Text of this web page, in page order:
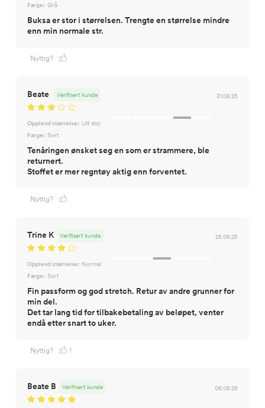
Farge: Grå
Buksa er stor i størrelsen. Trengte en størrelse mindre
enn min normale str.
Nyttig?
Beate 31.08.25
Verifisert kunde
Opplevd størrelse: Litt stor
Farge: Sort
Tenåringen ønsket seg en som er strammere, ble
returnert.
Stoffet er mer regntøy aktig enn forventet.
Nyttig?
Trine K 25.06.25
Verifisert kunde
Opplevd størrelse: Normal
Farge: Sort
Fin passform og god stretch. Retur av andre grunner for
min del.
Det tar lang tid for tilbakebetaling av beløpet, venter
endå etter snart to uker.
Nyttig? 1
Beate B 06.08.26
Verifisert kunde